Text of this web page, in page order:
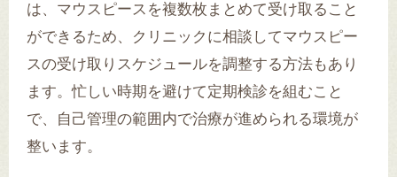
は、マウスピースを複数枚まとめて受け取ること
ができるため、クリニックに相談してマウスピー
スの受け取りスケジュールを調整する方法もあり
ます。忙しい時期を避けて定期検診を組むこと
で、自己管理の範囲内で治療が進められる環境が
整います。